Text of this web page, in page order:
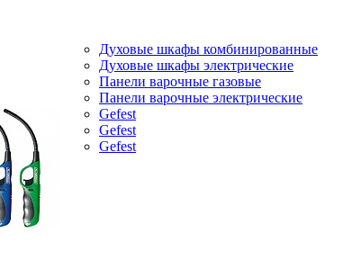
Духовые шкафы комбинированные
Духовые шкафы электрические
Панели варочные газовые
Панели варочные электрические
Gefest
Gefest
Gefest